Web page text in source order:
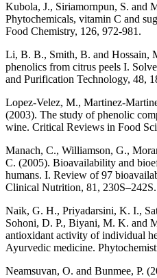
Kubola, J., Siriamornpun, S. and
Phytochemicals, vitamin C and
Food Chemistry, 126, 972-981.
Li, B. B., Smith, B. and Hossain,
phenolics from citrus peels I.
and Purification Technology, 48,
Lopez-Velez, M., Martinez-
(2003). The study of phenolic
wine. Critical Reviews in Food
Manach, C., Williamson, G.,
C. (2005). Bioavailability and
humans. I. Review of 97
Clinical Nutrition, 81, 230S–242S.
Naik, G. H., Priyadarsini, K. I.,
Sohoni, D. P., Biyani, M. K. and
antioxidant activity of individual
Ayurvedic medicine.
Neamsuvan, O. and Bunmee, P.